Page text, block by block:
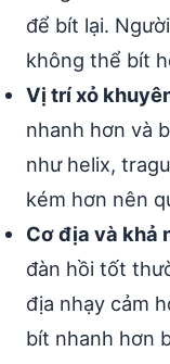
để bít lại.
không thể bít
Vị trí xỏ
nhanh hơn và
như helix,
kém hơn nên
Cơ địa và khả
đàn hồi tốt
địa nhạy cảm
bít nhanh hơn